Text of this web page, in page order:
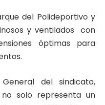
del Polideportivo y
y ventilados con
óptimas para
del sindicato,
solo representa un